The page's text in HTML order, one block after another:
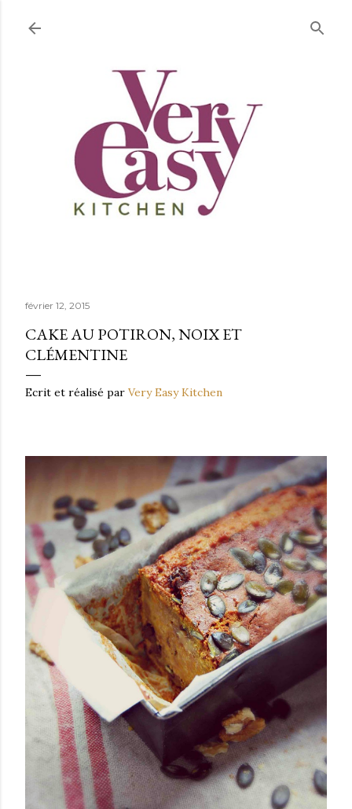
février 12, 2015
CAKE AU POTIRON, NOIX ET
CLÉMENTINE
Ecrit et réalisé par Very Easy Kitchen